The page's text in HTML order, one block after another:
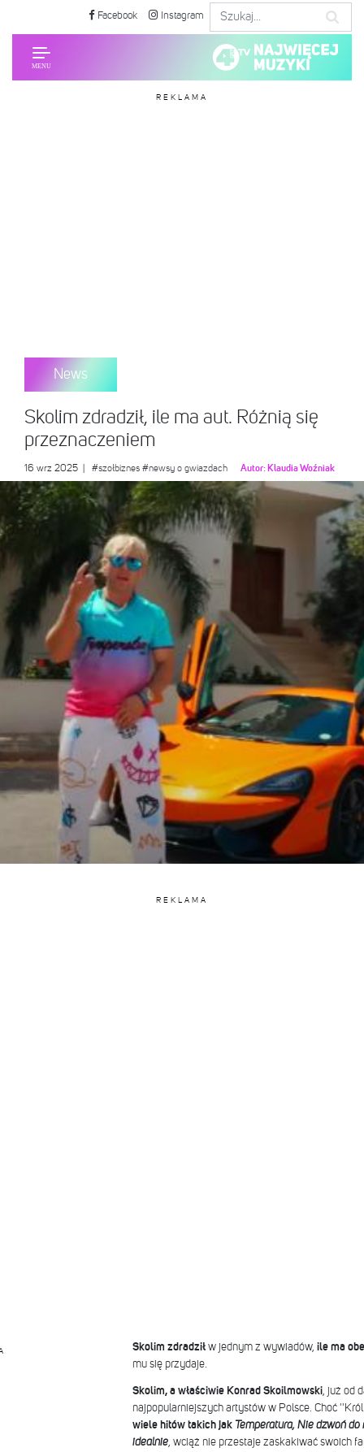
Facebook Instagram
REKLAMA
News
Skolim zdradził, ile ma aut. Różnią się
przeznaczeniem
16 wrz 2025 #szołbiznes #newsy o gwiazdach Autor: Klaudia Woźniak
REKLAMA
Skolim zdradził w jednym z wywiadów, ile ma
mu się przydaje.
Skolim, a właściwie Konrad Skoilmowski, już od
najpopularniejszych artystów w Polsce. Choć
wiele hitów takich jak Temperatura, Nie dzwoń do
idealnie, wciąż nie przestaje zaskakiwać swoich